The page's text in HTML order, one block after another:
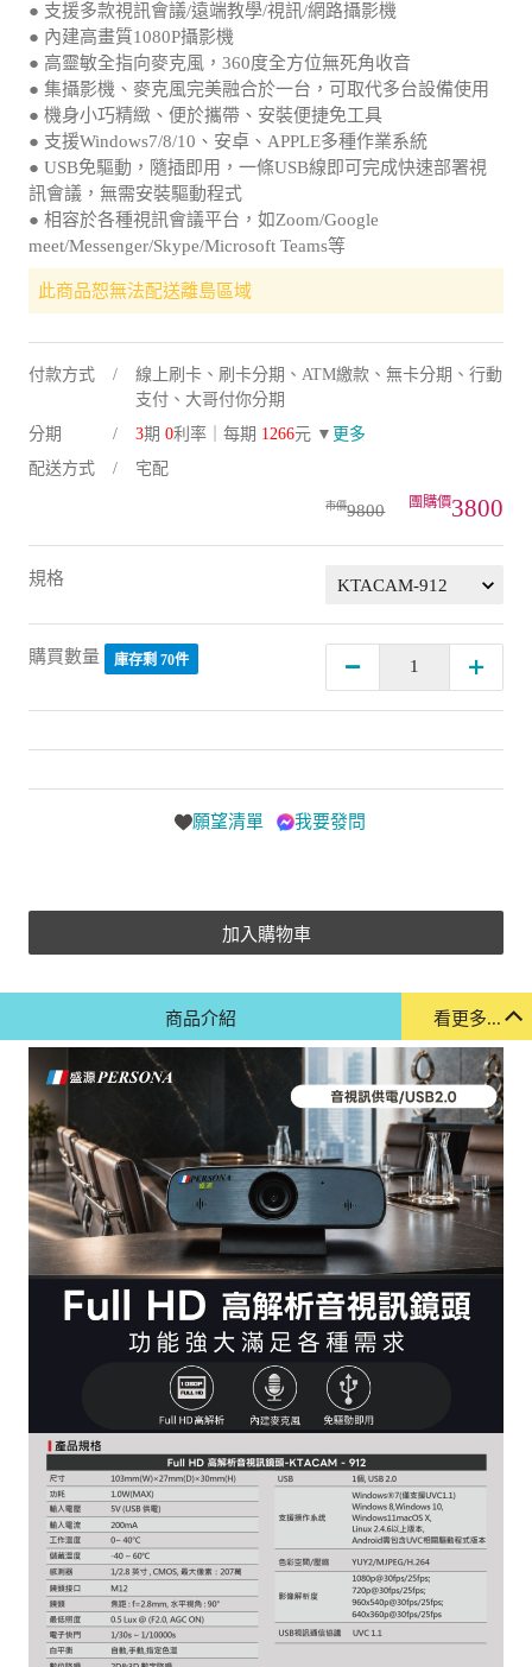
● 支援多款視訊會議/遠端教學/視訊/網路攝影機
● 內建高畫質1080P攝影機
● 高靈敏全指向麥克風，360度全方位無死角收音
● 集攝影機、麥克風完美融合於一台，可取代多台設備使用
● 機身小巧精緻、便於攜帶、安裝便捷免工具
● 支援Windows7/8/10、安卓、APPLE多種作業系統
● USB免驅動，隨插即用，一條USB線即可完成快速部署視
訊會議，無需安裝驅動程式
● 相容於各種視訊會議平台，如Zoom/Google
meet/Messenger/Skype/Microsoft Teams等
此商品恕無法配送離島區域
付款方式
線上刷卡、刷卡分期、ATM繳款、無卡分期、行動
支付、大哥付你分期
分期
3期 0利率｜每期 1266元 ▼ 更多
配送方式
宅配
9800 3800
規格
購買數量 庫存剩 70件
願望清單 我要發問
加入購物車
看更多...
商品介紹